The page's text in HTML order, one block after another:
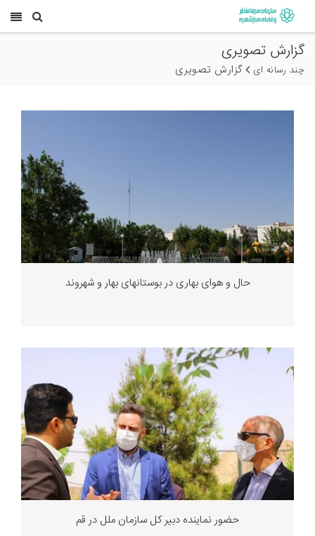
گزارش تصویری
چند رسانه ای گزارش تصویری
حال و هوای بهاری در بوستانهای بهار و شهروند
حضور نماینده دبیر کل سازمان ملل در قم